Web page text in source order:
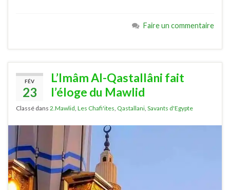
Faire un commentaire
FÉV
23
L’Imâm Al-Qastallâni fait
l’éloge du Mawlid
Classé dans 2.Mawlid Les Chafi'ites Qastallani Savants d'Egypte